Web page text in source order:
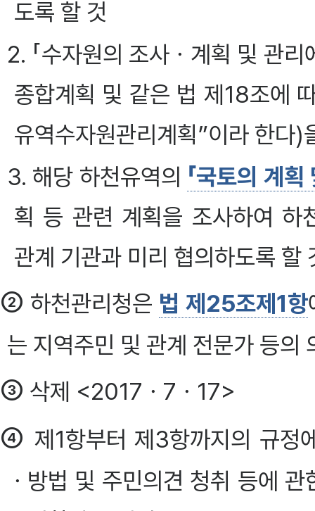
도록 할 것
2. 「수자원의 조사ㆍ계획 및 관
종합계획 및 같은 법 제18조에
유역수자원관리계획”이라 한다)
3. 해당 하천유역의 「국토의 계
획 등 관련 계획을 조사하여 하
관계 기관과 미리 협의하도록 할
② 하천관리청은 법 제25조제1항
는 지역주민 및 관계 전문가 등의
③ 삭제 <2017ㆍ7ㆍ17>
④ 제1항부터 제3항까지의 규정
ㆍ방법 및 주민의견 청취 등에